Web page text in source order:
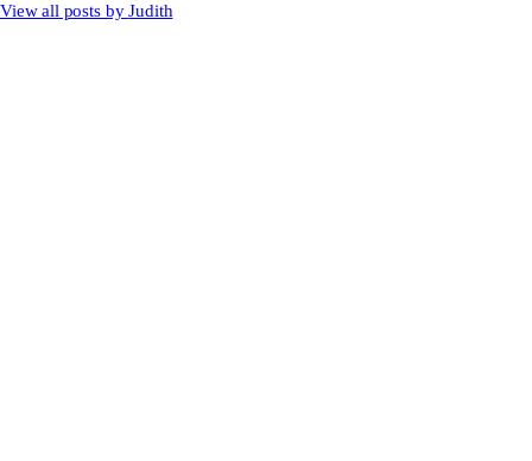
View all posts byJudith